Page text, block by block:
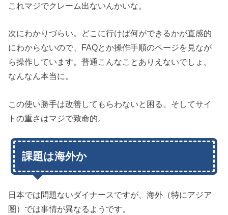
これマジでクレーム出ないんかいな。
次にわかりづらい。どこに行けば何ができるかが直感的
にわからないので、FAQとか操作手順のページを見なが
ら操作しています。普通こんなことありえないでしょ。
なんなん本当に。
この使い勝手は改善してもらわないと困る。そしてサイ
トの重さはマジで致命的。
課題は海外か
日本では問題ないダイナースですが、海外（特にアジア
圏）では事情が異なるようです。